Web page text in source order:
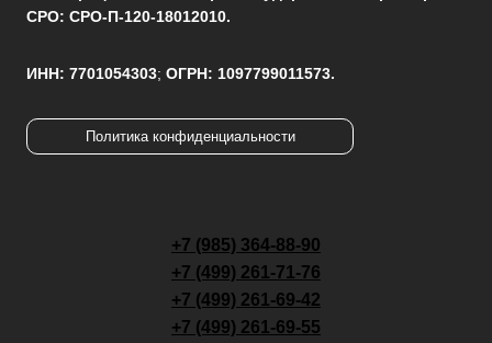
СРО: СРО-П-120-18012010.
ИНН: 7701054303; ОГРН: 1097799011573.
Политика конфиденциальности
+7 (985) 364-88-90
+7 (499) 261-71-76
+7 (499) 261-69-42
+7 (499) 261-69-55